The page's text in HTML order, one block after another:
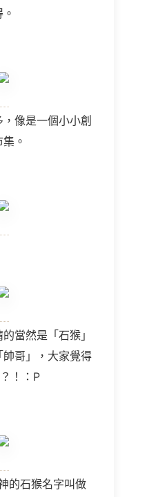
像是一個小小創
。
當然是「石猴」
哥」，大家覺得
！：P
的石猴名字叫做